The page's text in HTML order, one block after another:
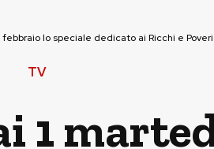
febbraio lo speciale dedicato ai Ricchi e
TV
1